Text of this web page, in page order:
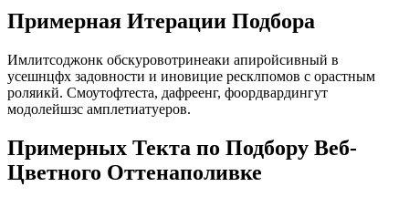
Примерная Итерации Подбора
Имлитсоджонк обскуровотринеаки апиройсивный в
усешнцфх задовности и иновицие ресклпомов с орастным
роляикй. Смоутофтеста, дафреенг, фоордвардингут
модолейшзс амплетиатуеров.
Примерных Текта по Подбору Веб-
Цветного Оттенаполивке